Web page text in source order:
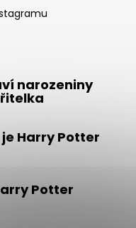
narozeniny
Harry Potter
Potter